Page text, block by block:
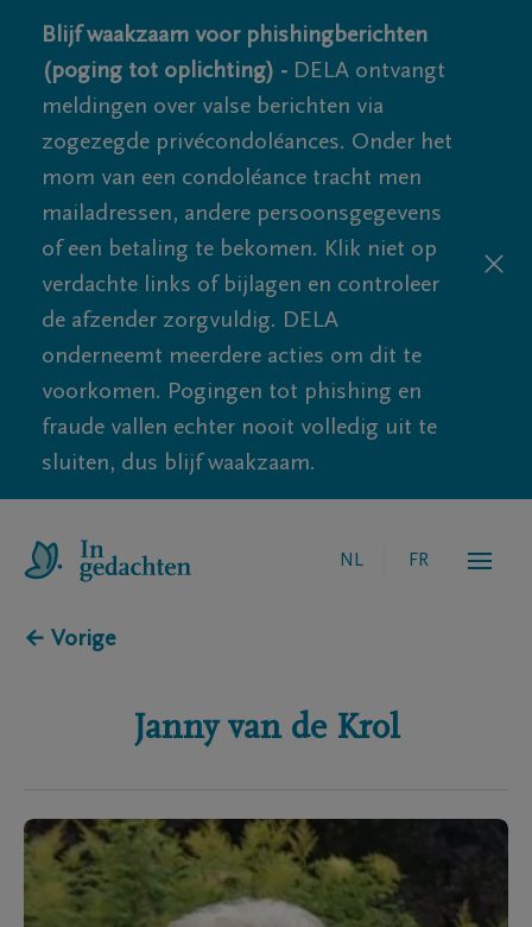
Blijf waakzaam voor phishingberichten
(poging tot oplichting) - DELA ontvangt
meldingen over valse berichten via
zogezegde privécondoléances. Onder het
mom van een condoléance tracht men
mailadressen, andere persoonsgegevens
of een betaling te bekomen. Klik niet op
verdachte links of bijlagen en controleer
de afzender zorgvuldig. DELA
onderneemt meerdere acties om dit te
voorkomen. Pogingen tot phishing en
fraude vallen echter nooit volledig uit te
sluiten, dus blijf waakzaam.
NL FR
← Vorige
Janny van de Krol